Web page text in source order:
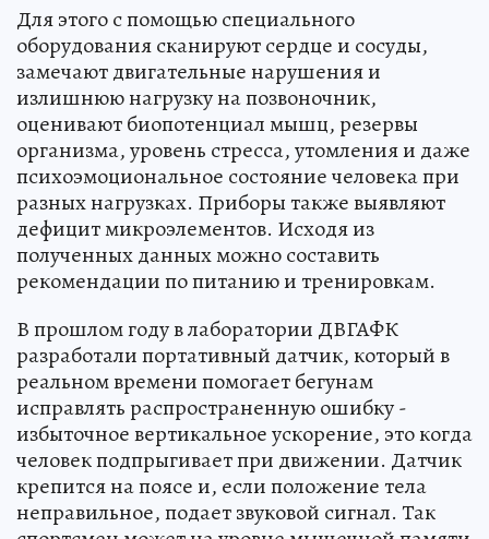
Для этого с помощью специального
оборудования сканируют сердце и сосуды,
замечают двигательные нарушения и
излишнюю нагрузку на позвоночник,
оценивают биопотенциал мышц, резервы
организма, уровень стресса, утомления и даже
психоэмоциональное состояние человека при
разных нагрузках. Приборы также выявляют
дефицит микроэлементов. Исходя из
полученных данных можно составить
рекомендации по питанию и тренировкам.
В прошлом году в лаборатории ДВГАФК
разработали портативный датчик, который в
реальном времени помогает бегунам
исправлять распространенную ошибку -
избыточное вертикальное ускорение, это когда
человек подпрыгивает при движении. Датчик
крепится на поясе и, если положение тела
неправильное, подает звуковой сигнал. Так